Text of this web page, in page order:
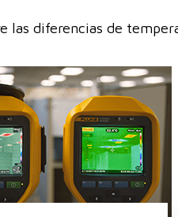
las diferencias de